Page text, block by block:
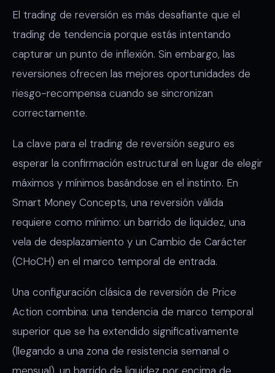
El trading de reversión es más desafiante que el
trading de tendencia porque estás intentando
capturar un punto de inflexión. Sin embargo, las
reversiones ofrecen las mejores oportunidades de
riesgo-recompensa cuando se sincronizan
correctamente.
La clave para el trading de reversión seguro es
esperar la confirmación estructural en lugar de elegir
máximos y mínimos basándose en el instinto. En
Smart Money Concepts, una reversión válida
requiere como mínimo: un barrido de liquidez, una
vela de desplazamiento y un Cambio de Carácter
(CHoCH) en el marco temporal de entrada.
Una configuración clásica de reversión de Price
Action combina: una tendencia de marco temporal
superior que se ha extendido significativamente
(llegando a una zona de resistencia semanal o